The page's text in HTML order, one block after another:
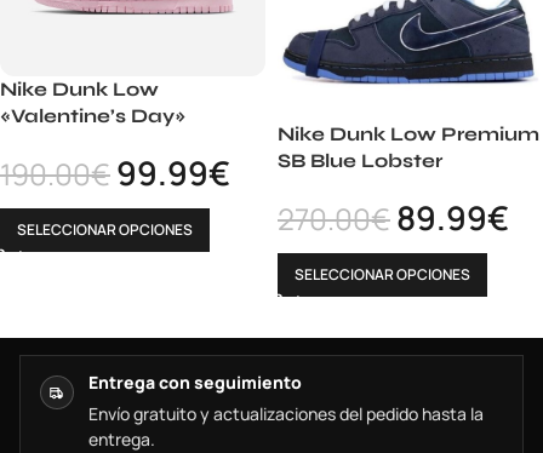
Nike Dunk Low
«Valentine’s Day»
190.00€99.99€
SELECCIONAR OPCIONES
Nike Dunk Low Premium
SB Blue Lobster
270.00€89.99€
SELECCIONAR OPCIONES
Entrega con seguimiento
Envío gratuito y actualizaciones del pedido hasta la
entrega.